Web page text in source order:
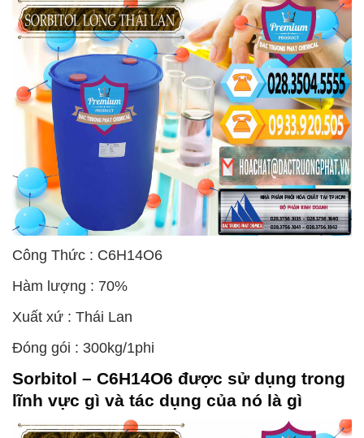
Công Thức : C6H14O6
Hàm lượng : 70%
Xuất xứ : Thái Lan
Đóng gói : 300kg/1phi
Sorbitol – C6H14O6 được sử dụng trong
lĩnh vực gì và tác dụng của nó là gì